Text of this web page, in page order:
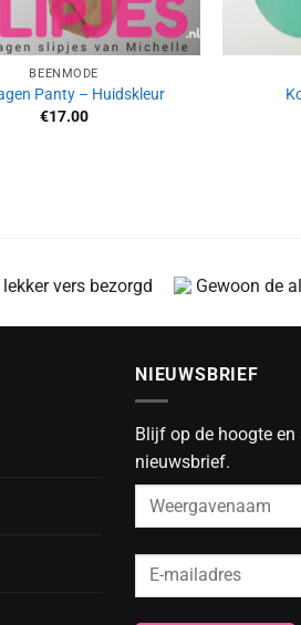
BEENMODE
Panty – Huidskleur
€17.00
vers bezorgd Gewoon de
NIEUWSBRIEF
Blijf op de hoogte
nieuwsbrief.